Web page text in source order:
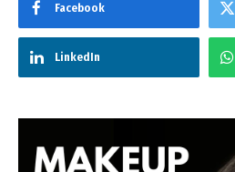
Facebook
LinkedIn